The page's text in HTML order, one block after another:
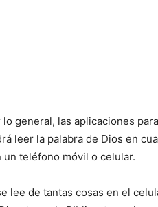
lo general, las aplicaciones
leer la palabra de Dios en
un teléfono móvil o celular.
lee de tantas cosas en el